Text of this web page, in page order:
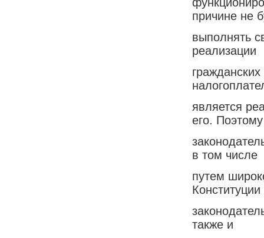
причине не
выполнять
реализации
является
его. Поэтому
в том числе
путем
также и